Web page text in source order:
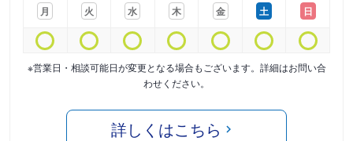
月
火
水
木
金
土
日
※営業日・相談可能日が変更となる場合もございます。詳細はお問い合
わせください。
詳しくはこちら